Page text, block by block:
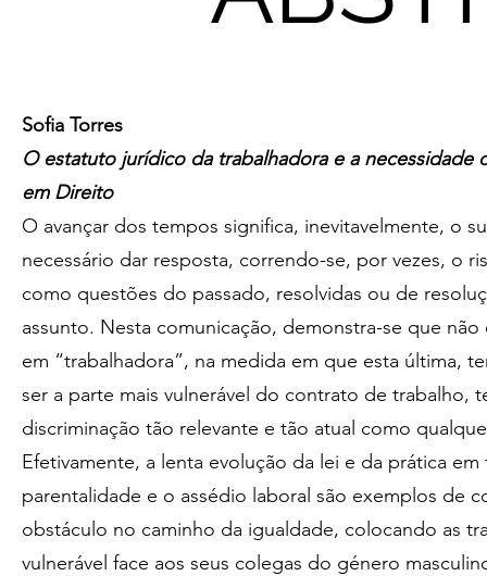
Sofia Torres
O estatuto jurídico da trabalhadora e a
em Direito
O avançar dos tempos significa, inevitavelmente, o
necessário dar resposta, correndo-se, por vezes, o
como questões do passado, resolvidas ou de
assunto. Nesta comunicação, demonstra-se que
em “trabalhadora”, na medida em que esta última,
ser a parte mais vulnerável do contrato de trabalho,
discriminação tão relevante e tão atual como
Efetivamente, a lenta evolução da lei e da prática
parentalidade e o assédio laboral são exemplos de
obstáculo no caminho da igualdade, colocando as
vulnerável face aos seus colegas do género